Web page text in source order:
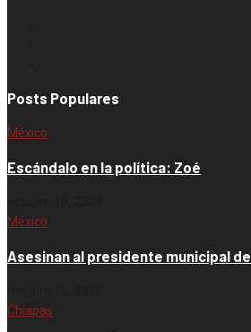
Posts Populares
México
Escándalo en la política: Zoé
México
Asesinan al presidente municipal de
Chiapas